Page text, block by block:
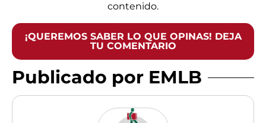
contenido.
¡QUEREMOS SABER LO QUE OPINAS! DEJA
TU COMENTARIO
Publicado por EMLB